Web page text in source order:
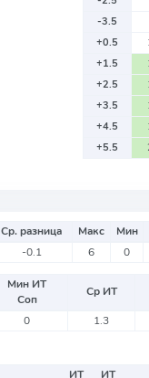
-3.5
+0.5
+1.5
+2.5
+3.5
+4.5
+5.5
Ср. разница Макс Мин
-0.1 6 0
Мин ИТ
Соп
Ср ИТ
0 1.3
ИТ
ИТ